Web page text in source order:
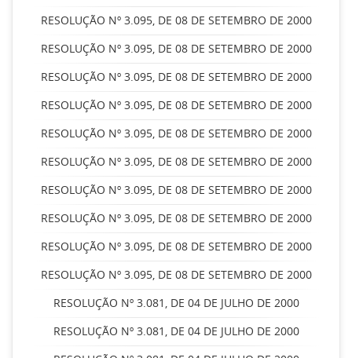
RESOLUÇÃO Nº 3.095, DE 08 DE SETEMBRO DE 2000
RESOLUÇÃO Nº 3.095, DE 08 DE SETEMBRO DE 2000
RESOLUÇÃO Nº 3.095, DE 08 DE SETEMBRO DE 2000
RESOLUÇÃO Nº 3.095, DE 08 DE SETEMBRO DE 2000
RESOLUÇÃO Nº 3.095, DE 08 DE SETEMBRO DE 2000
RESOLUÇÃO Nº 3.095, DE 08 DE SETEMBRO DE 2000
RESOLUÇÃO Nº 3.095, DE 08 DE SETEMBRO DE 2000
RESOLUÇÃO Nº 3.095, DE 08 DE SETEMBRO DE 2000
RESOLUÇÃO Nº 3.095, DE 08 DE SETEMBRO DE 2000
RESOLUÇÃO Nº 3.095, DE 08 DE SETEMBRO DE 2000
RESOLUÇÃO Nº 3.081, DE 04 DE JULHO DE 2000
RESOLUÇÃO Nº 3.081, DE 04 DE JULHO DE 2000